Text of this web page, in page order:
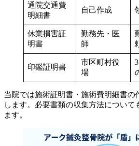
通院交通費
明細書
自己作成
休業損害証
明書
勤務先・医
師
印鑑証明書
市区町村役
場
当院では施術証明書・施術費明細書の
します。必要書類の収集方法について
ます。